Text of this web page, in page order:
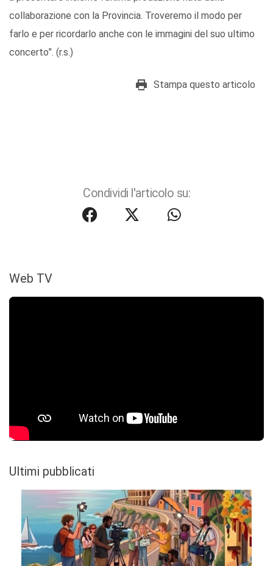
collaborazione con la Provincia. Troveremo il modo per
farlo e per ricordarlo anche con le immagini del suo ultimo
concerto”. (r.s.)
Stampa questo articolo
Condividi l'articolo su:
Web TV
Ultimi pubblicati